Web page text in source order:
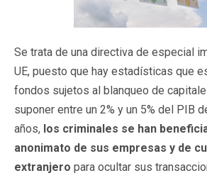
Se trata de una directiva de especial
UE, puesto que hay estadísticas que
fondos sujetos al blanqueo de
suponer entre un 2% y un 5% del PIB
años, los criminales se han
anonimato de sus empresas y de
extranjero para ocultar sus